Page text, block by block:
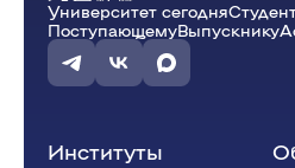
10:15
Рекреационное
Демиденко
Университет сегодня
ПоступающемуВыпускнику
Институты